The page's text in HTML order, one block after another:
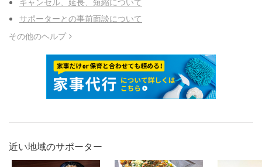
サポーターとの事前面談について
その他のヘルプ
近い地域のサポーター